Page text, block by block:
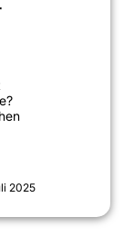
2025